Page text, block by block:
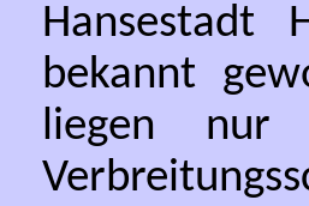
Hansestadt
bekannt
liegen nur